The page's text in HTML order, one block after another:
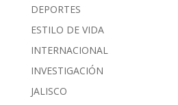
DEPORTES
ESTILO DE VIDA
INTERNACIONAL
INVESTIGACIÓN
JALISCO